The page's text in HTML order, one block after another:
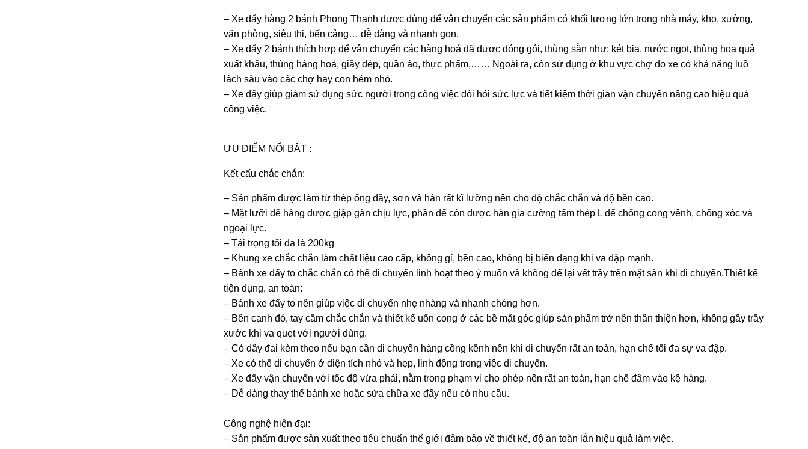
– Xe đẩy hàng 2 bánh Phong Thạnh được dùng để vận chuyển các sản phẩm có khối lượng lớn trong nhà máy, kho, xưởng,
văn phòng, siêu thị, bến cảng… dễ dàng và nhanh gọn.
– Xe đẩy 2 bánh thích hợp để vận chuyển các hàng hoá đã được đóng gói, thùng sẵn như: két bia, nước ngọt, thùng hoa quả
xuất khẩu, thùng hàng hoá, giầy dép, quần áo, thực phẩm,…… Ngoài ra, còn sử dụng ở khu vực chợ do xe có khả năng luồ
lách sâu vào các chợ hay con hẻm nhỏ.
– Xe đẩy giúp giảm sử dụng sức người trong công việc đòi hỏi sức lực và tiết kiệm thời gian vận chuyển nâng cao hiệu quả
công việc.
ƯU ĐIỂM NỔI BẬT :
Kết cấu chắc chắn:
– Sản phẩm được làm từ thép ống dầy, sơn và hàn rất kĩ lưỡng nên cho độ chắc chắn và độ bền cao.
– Mặt lưỡi để hàng được giập gân chịu lực, phần đế còn được hàn gia cường tấm thép L để chống cong vênh, chống xóc và
ngoại lực.
– Tải trọng tối đa là 200kg
– Khung xe chắc chắn làm chất liệu cao cấp, không gỉ, bền cao, không bị biến dạng khi va đập mạnh.
– Bánh xe đẩy to chắc chắn có thể di chuyển linh hoạt theo ý muốn và không để lại vết trầy trên mặt sàn khi di chuyển.Thiết kế
tiện dụng, an toàn:
– Bánh xe đẩy to nên giúp việc di chuyển nhẹ nhàng và nhanh chóng hơn.
– Bên cạnh đó, tay cầm chắc chắn và thiết kế uốn cong ở các bề mặt góc giúp sản phẩm trở nên thân thiện hơn, không gây trầy
xước khi va quẹt với người dùng.
– Có dây đai kèm theo nếu bạn cần di chuyển hàng cồng kềnh nên khi di chuyển rất an toàn, hạn chế tối đa sự va đập.
– Xe có thể di chuyển ở diện tích nhỏ và hẹp, linh động trong việc di chuyển.
– Xe đẩy vận chuyển với tốc độ vừa phải, nằm trong phạm vi cho phép nên rất an toàn, hạn chế đâm vào kệ hàng.
– Dễ dàng thay thế bánh xe hoặc sửa chữa xe đẩy nếu có nhu cầu.
Công nghệ hiện đại:
– Sản phẩm được sản xuất theo tiêu chuẩn thế giới đảm bảo về thiết kế, độ an toàn lẫn hiệu quả làm việc.